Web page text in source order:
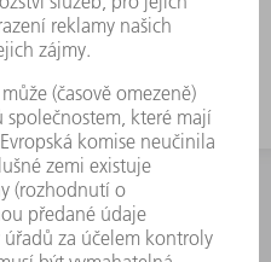
dotazy